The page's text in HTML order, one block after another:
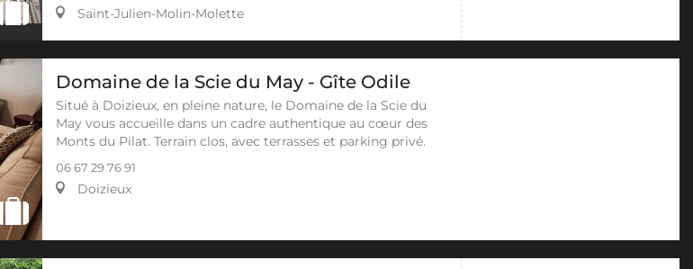
Saint-Julien-Molin-Molette
Domaine de la Scie du May - Gîte Odile
Situé à Doizieux, en pleine nature, le Domaine de la Scie du
May vous accueille dans un cadre authentique au cœur des
Monts du Pilat. Terrain clos, avec terrasses et parking privé.
06 67 29 76 91
Doizieux